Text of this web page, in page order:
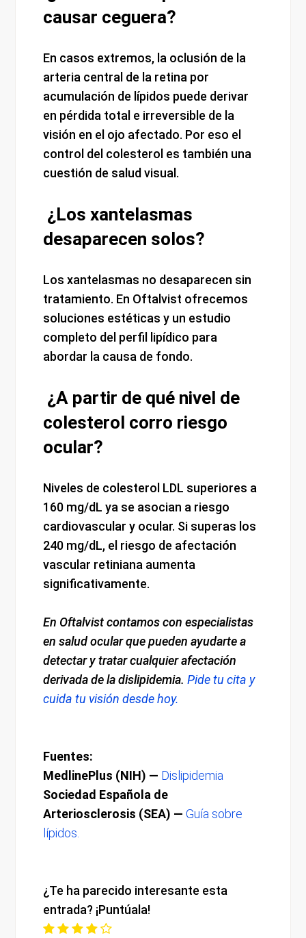
causar ceguera?
En casos extremos, la oclusión de la
arteria central de la retina por
acumulación de lípidos puede derivar
en pérdida total e irreversible de la
visión en el ojo afectado. Por eso el
control del colesterol es también una
cuestión de salud visual.
¿Los xantelasmas
desaparecen solos?
Los xantelasmas no desaparecen sin
tratamiento. En Oftalvist ofrecemos
soluciones estéticas y un estudio
completo del perfil lipídico para
abordar la causa de fondo.
¿A partir de qué nivel de
colesterol corro riesgo
ocular?
Niveles de colesterol LDL superiores a
160 mg/dL ya se asocian a riesgo
cardiovascular y ocular. Si superas los
240 mg/dL, el riesgo de afectación
vascular retiniana aumenta
significativamente.
En Oftalvist contamos con especialistas
en salud ocular que pueden ayudarte a
detectar y tratar cualquier afectación
derivada de la dislipidemia. Pide tu cita y
cuida tu visión desde hoy.
Fuentes:
MedlinePlus (NIH) — Dislipidemia
Sociedad Española de
Arteriosclerosis (SEA) —Guía sobre
lípidos.
¿Te ha parecido interesante esta
entrada? ¡Puntúala!